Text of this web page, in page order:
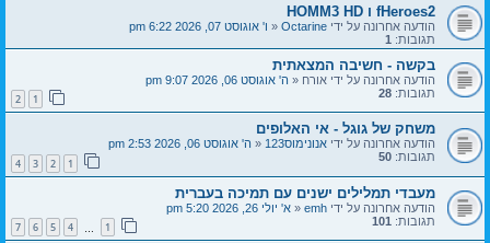
fHeroes2 ו HOMM3 HD
הודעה אחרונה על ידי Octarine
«ו' אוגוסט 07, 2026 6:22 pm
תגובות: 1
בקשה - חשיבה המצאתית
הודעה אחרונה על ידי אורח«ה' אוגוסט 06, 2026 9:07 pm
תגובות: 28
2
משחק של גוגל - אי האלופים
הודעה אחרונה על ידי אנונימוס123 «ה' אוגוסט 06, 2026 2:53 pm
תגובות: 50
2
3
4
מעבדי תמלילים ישנים עם תמיכה בעברית
הודעה אחרונה על ידי emh
«א' יולי 26, 2026 5:20 pm
תגובות: 101
4
5
6
7